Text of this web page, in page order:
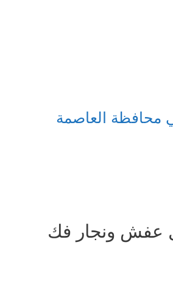
العاصمة
عفش ونجار فك